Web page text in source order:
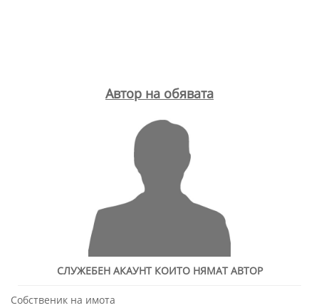
Автор на обявата
СЛУЖЕБЕН АКАУНТ КОИТО НЯМАТ АВТОР
Собственик на имота